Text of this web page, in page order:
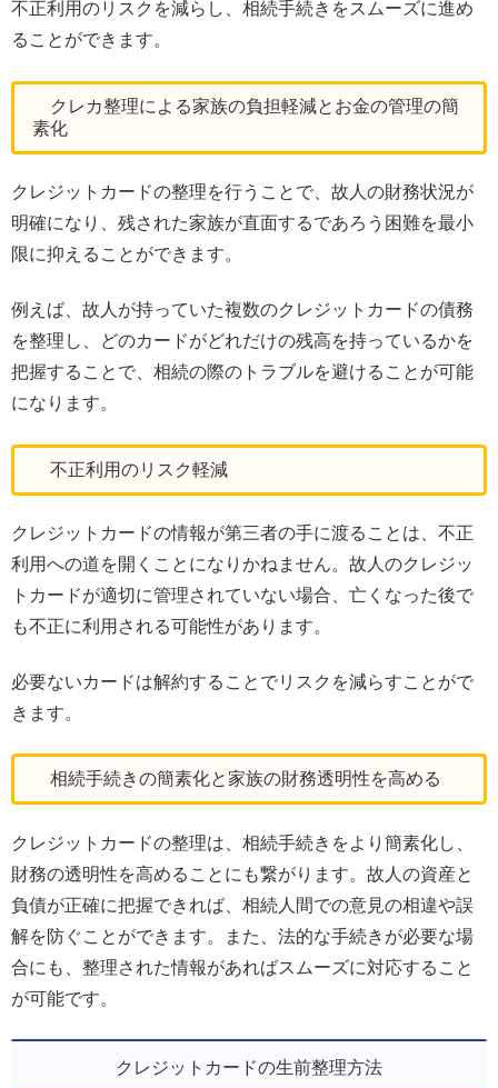
不正利用のリスクを減らし、相続手続きをスムーズに進め
ることができます。
クレカ整理による家族の負担軽減とお金の管理の簡
素化
クレジットカードの整理を行うことで、故人の財務状況が
明確になり、残された家族が直面するであろう困難を最小
限に抑えることができます。
例えば、故人が持っていた複数のクレジットカードの債務
を整理し、どのカードがどれだけの残高を持っているかを
把握することで、相続の際のトラブルを避けることが可能
になります。
不正利用のリスク軽減
クレジットカードの情報が第三者の手に渡ることは、不正
利用への道を開くことになりかねません。故人のクレジッ
トカードが適切に管理されていない場合、亡くなった後で
も不正に利用される可能性があります。
必要ないカードは解約することでリスクを減らすことがで
きます。
相続手続きの簡素化と家族の財務透明性を高める
クレジットカードの整理は、相続手続きをより簡素化し、
財務の透明性を高めることにも繋がります。故人の資産と
負債が正確に把握できれば、相続人間での意見の相違や誤
解を防ぐことができます。また、法的な手続きが必要な場
合にも、整理された情報があればスムーズに対応すること
が可能です。
クレジットカードの生前整理方法